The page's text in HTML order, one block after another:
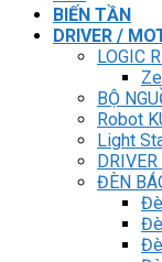
BIẾN TẦN
DRIVER /
LOGIC
BỘ
Robot
Light
ĐÈN